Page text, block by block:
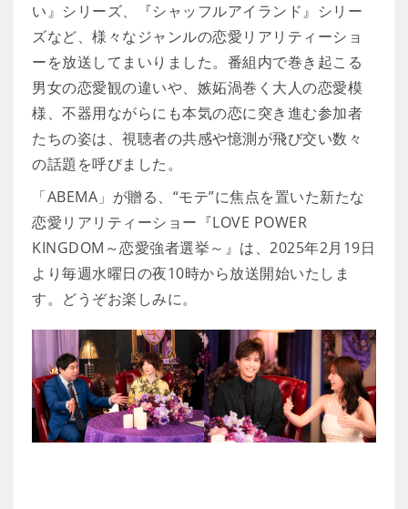
い』シリーズ、『シャッフルアイランド』シリー
ズなど、様々なジャンルの恋愛リアリティーショ
ーを放送してまいりました。番組内で巻き起こる
男女の恋愛観の違いや、嫉妬渦巻く大人の恋愛模
様、不器用ながらにも本気の恋に突き進む参加者
たちの姿は、視聴者の共感や憶測が飛び交い数々
の話題を呼びました。
「ABEMA」が贈る、“モテ”に焦点を置いた新たな
恋愛リアリティーショー『LOVE POWER
KINGDOM～恋愛強者選挙～』は、2025年2月19日
より毎週水曜日の夜10時から放送開始いたしま
す。どうぞお楽しみに。